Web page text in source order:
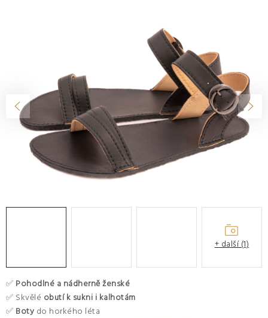
O nás Hodnocení obchodu
Moje objednávka
Výměna a vrácení zboží
Kontakty
✅ Pohodlné a nádherně ženské
✅ Skvělé obutí k sukni i kalhotám
✅ Boty do horkého léta
+ další (1)